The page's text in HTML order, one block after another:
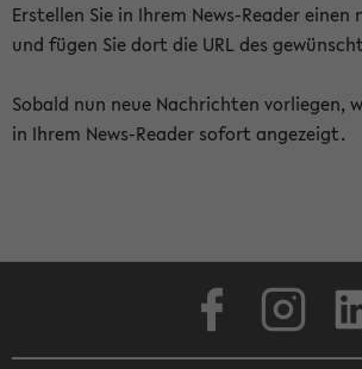
Erstellen Sie in Ihrem News-Reader einen
und fügen Sie dort die URL des
Sobald nun neue Nachrichten vorliegen,
in Ihrem News-Reader sofort angezeigt.